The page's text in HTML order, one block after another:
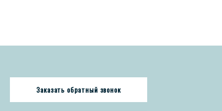
Заказать обратный звонок